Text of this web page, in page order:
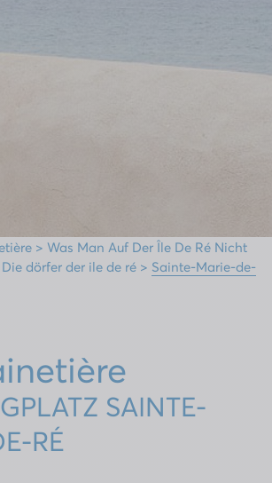
> Was Man Auf Der Île De Ré Nicht
Die dörfer der ile de ré > Sainte-Marie-de-
SAINTE-
RÉ